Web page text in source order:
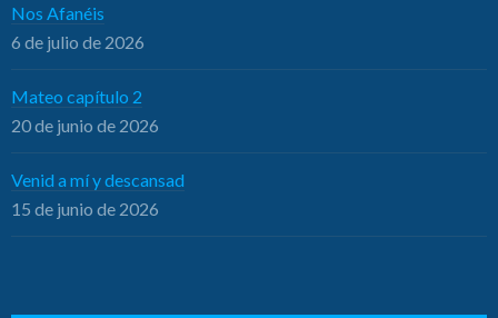
Nos Afanéis
6 de julio de 2026
Mateo capítulo 2
20 de junio de 2026
Venid a mí y descansad
15 de junio de 2026